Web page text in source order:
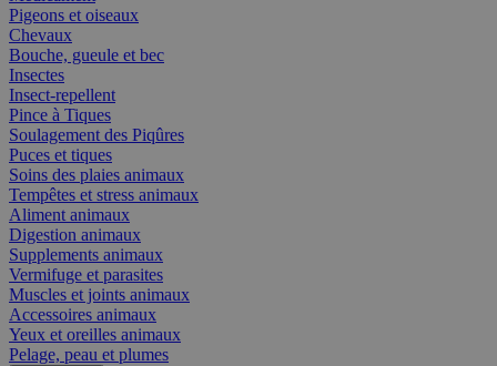
Pigeons et oiseaux
Chevaux
Bouche, gueule et bec
Insectes
Insect-repellent
Pince à Tiques
Soulagement des Piqûres
Puces et tiques
Soins des plaies animaux
Tempêtes et stress animaux
Aliment animaux
Digestion animaux
Supplements animaux
Vermifuge et parasites
Muscles et joints animaux
Accessoires animaux
Yeux et oreilles animaux
Pelage, peau et plumes